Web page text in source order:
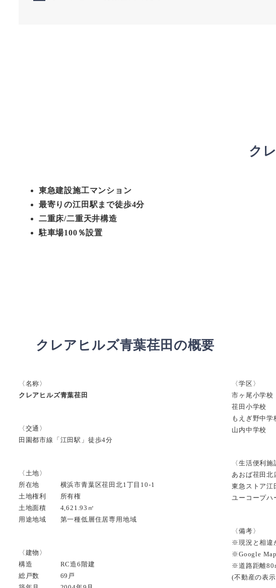
ク
東急建設施工マンション
最寄りの江田駅まで徒歩4分
二重床/二重天井構造
駐車場100％設置
クレアヒルズ青葉荏田の概要
〈名称〉
クレアヒルズ青葉荏田
〈交通〉
田園都市線「江田駅」徒歩4分
〈土地〉
所在地 横浜市青葉区荏田北1丁目10-1
土地権利 所有権
土地面積 4,621.93㎡
用途地域 第一種低層住居専用地域
〈建物〉
構造 RC造6階建
総戸数 69戸
〈学区〉
市ヶ尾小学校
荏田小学校
もえぎ野中学
山内中学校
〈生活便利施
あおば荏
東急スト
ユーコープ
〈備考〉
※現況と相違
※Google
※道路距離
(不動産の表